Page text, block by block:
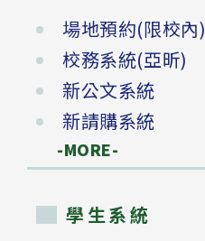
場地預約(限校內)
校務系統(亞昕)
新公文系統
新請購系統
-MORE-
學生系統